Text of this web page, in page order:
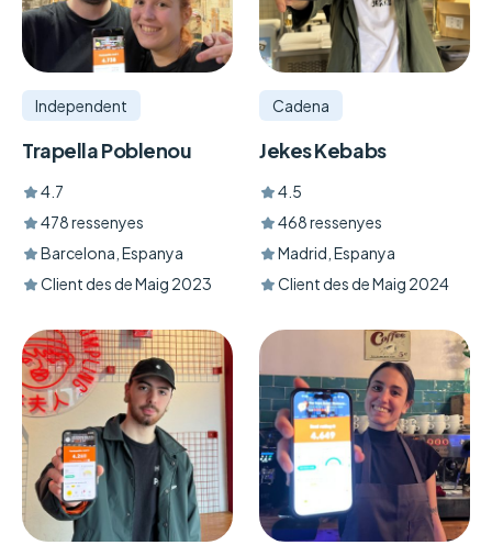
Independent
Trapella Poblenou
4.7
478 ressenyes
Barcelona, Espanya
Client des de Maig 2023
Cadena
Jekes Kebabs
4.5
468 ressenyes
Madrid, Espanya
Client des de Maig 2024